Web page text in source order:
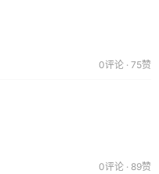
0评论 · 75赞
0评论 · 89赞